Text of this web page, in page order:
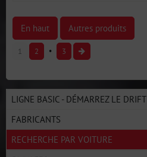
En haut Autres produits
1 2 3
LIGNE BASIC - DÉMARREZ LE DRIFT
FABRICANTS
RECHERCHE PAR VOITURE